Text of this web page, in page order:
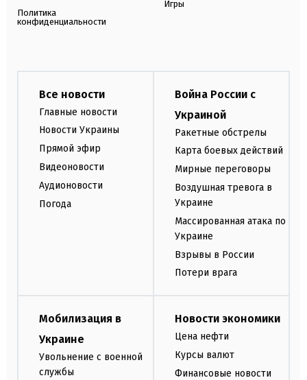
Политика
конфиденциальности
Игры
Все новости
Главные новости
Новости Украины
Прямой эфир
Видеоновости
Аудионовости
Погода
Война России с
Украиной
Ракетные обстрелы
Карта боевых действий
Мирные переговоры
Воздушная тревога в
Украине
Массированная атака по
Украине
Взрывы в России
Потери врага
Мобилизация в
Украине
Увольнение с военной
службы
Новости экономики
Цена нефти
Курсы валют
Финансовые новости